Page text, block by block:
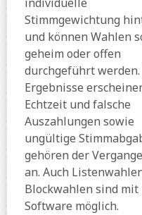
Stimmgewichtung
und können Wahlen
geheim oder offen
durchgeführt werden.
Ergebnisse
Echtzeit und falsche
Auszahlungen sowie
ungültige
gehören der
an. Auch
Blockwahlen sind mit
Software möglich.